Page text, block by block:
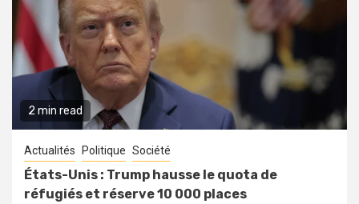
2 min read
Actualités Politique Société
États-Unis : Trump hausse le quota de
réfugiés et réserve 10 000 places